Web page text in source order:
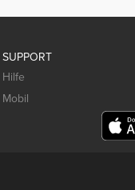
SUPPORT
Hilfe
Mobil